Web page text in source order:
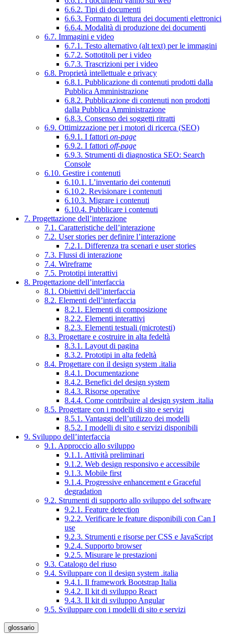
6.6.2. Tipi di documenti
6.6.3. Formato di lettura dei documenti elettronici
6.6.4. Modalità di produzione dei documenti
6.7. Immagini e video
6.7.1. Testo alternativo (alt text) per le immagini
6.7.2. Sottotitoli per i video
6.7.3. Trascrizioni per i video
6.8. Proprietà intellettuale e privacy
6.8.1. Pubblicazione di contenuti prodotti dalla
Pubblica Amministrazione
6.8.2. Pubblicazione di contenuti non prodotti
dalla Pubblica Amministrazione
6.8.3. Consenso dei soggetti ritratti
6.9. Ottimizzazione per i motori di ricerca (SEO)
6.9.1. I fattori on-page
6.9.2. I fattori off-page
6.9.3. Strumenti di diagnostica SEO: Search
Console
6.10. Gestire i contenuti
6.10.1. L’inventario dei contenuti
6.10.2. Revisionare i contenuti
6.10.3. Migrare i contenuti
6.10.4. Pubblicare i contenuti
7. Progettazione dell’interazione
7.1. Caratteristiche dell’interazione
7.2. User stories per definire l’interazione
7.2.1. Differenza tra scenari e user stories
7.3. Flussi di interazione
7.4. Wireframe
7.5. Prototipi interattivi
8. Progettazione dell’interfaccia
8.1. Obiettivi dell’interfaccia
8.2. Elementi dell’interfaccia
8.2.1. Elementi di composizione
8.2.2. Elementi interattivi
8.2.3. Elementi testuali (microtesti)
8.3. Progettare e costruire in alta fedeltà
8.3.1. Layout di pagina
8.3.2. Prototipi in alta fedeltà
8.4. Progettare con il design system .italia
8.4.1. Documentazione
8.4.2. Benefici del design system
8.4.3. Risorse operative
8.4.4. Come contribuire al design system .italia
8.5. Progettare con i modelli di sito e servizi
8.5.1. Vantaggi dell’utilizzo dei modelli
8.5.2. I modelli di sito e servizi disponibili
9. Sviluppo dell’interfaccia
9.1. Approccio allo sviluppo
9.1.1. Attività preliminari
9.1.2. Web design responsivo e accessibile
9.1.3. Mobile first
9.1.4. Progressive enhancement e Graceful
degradation
9.2. Strumenti di supporto allo sviluppo del software
9.2.1. Feature detection
9.2.2. Verificare le feature disponibili con Can I
use
9.2.3. Strumenti e risorse per CSS e JavaScript
9.2.4. Supporto browser
9.2.5. Misurare le prestazioni
9.3. Catalogo del riuso
9.4. Sviluppare con il design system .italia
9.4.1. Il framework Bootstrap Italia
9.4.2. Il kit di sviluppo React
9.4.3. Il kit di sviluppo Angular
9.5. Sviluppare con i modelli di sito e servizi
glossario